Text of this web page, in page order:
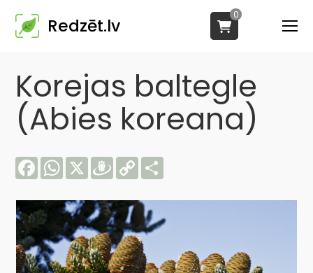
Redzēt.lv
0
Korejas baltegle
(Abies koreana)
FacebookWhatsApp
X Draugiem
Copy
Link